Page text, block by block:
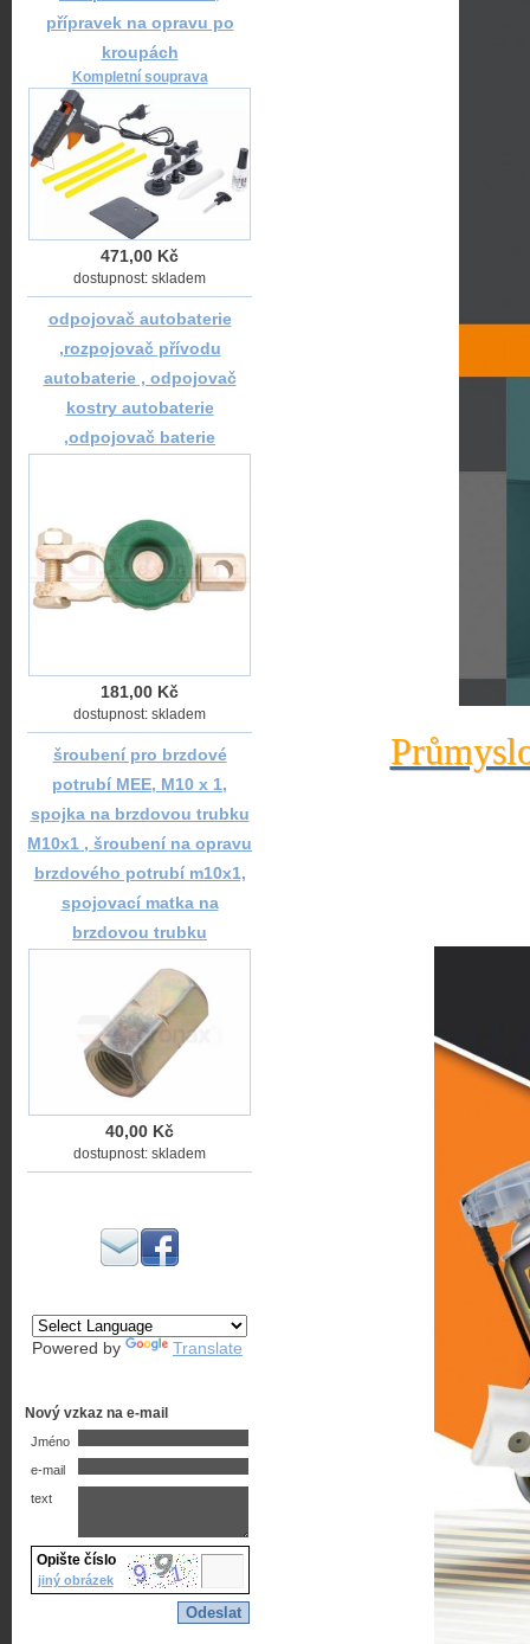
přípravek na opravu po
kroupách
Kompletní souprava
471,00 Kč
dostupnost: skladem
odpojovač autobaterie
,rozpojovač přívodu
autobaterie , odpojovač
kostry autobaterie
,odpojovač baterie
181,00 Kč
dostupnost: skladem
šroubení pro brzdové
potrubí MEE, M10 x 1,
spojka na brzdovou trubku
M10x1 , šroubení na opravu
brzdového potrubí m10x1,
spojovací matka na
brzdovou trubku
40,00 Kč
dostupnost: skladem
Powered by Translate
Nový vzkaz na e-mail
Jméno
e-mail
text
Opište číslo
jiný obrázek